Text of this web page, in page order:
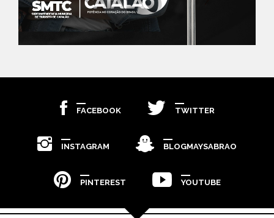
FACEBOOK TWITTER
INSTAGRAM BLOGMAYSABRAO
PINTEREST YOUTUBE